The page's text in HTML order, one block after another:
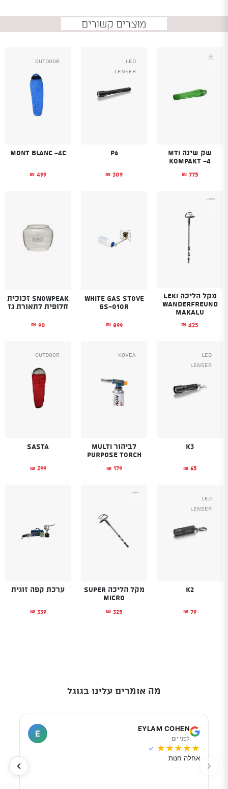
מוצרים קשורים
שק שינה MTI
KOMPAKT -4
₪ 775
Led
Lenser
P6
₪ 309
Outdoor
Mont Blanc -4C
₪ 499
מקל הליכה LEKI
WANDERFREUND
MAKALU
₪ 425
White Gas Stove
GS-010R
₪ 899
SnowPeak זכוכית
חלופית לתאורת גז
₪ 90
Led
Lenser
K3
₪ 65
Kovea
לביהור MULTI
PURPOSE TORCH
₪ 179
Outdoor
Sasta
₪ 299
Led
Lenser
K2
₪ 79
מקל הליכה SUPER
MICRO
₪ 325
ערכת קפה זוגית
₪ 339
מה אומרים עלינו בגוגל
EYLAM COHEN
לפני יום
E
★
★
★
★
★
✓
אחלה חנות